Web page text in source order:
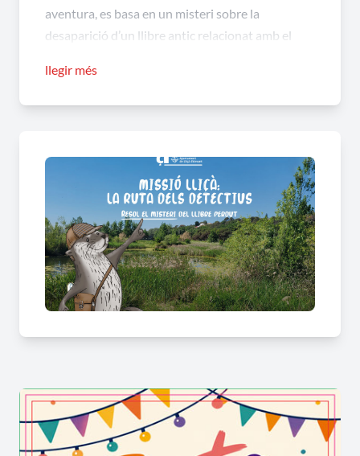
aventura, es basa en un misteri sobre la
desaparició d’un llibre antic relacionat amb el
detectius per un dia!
L’activitat té una
durada aproximada de 2.5
hores, i és d’intensitat baixa i apta per a tots els
públics i edats, tant a peu com en bicicleta.
Es pot realitzar en format físic, mitjançant un
díptic que podreu recollir al Punt d’Informació
Turística (Biblioteca de Lliçà d’Amunt), o bé en
el vostre mòbil o tauleta accedint aljoc
Aquest projecte s’ha pogut portar a terme
gràcies al suport de
Diputació de Barcelona
llegir més